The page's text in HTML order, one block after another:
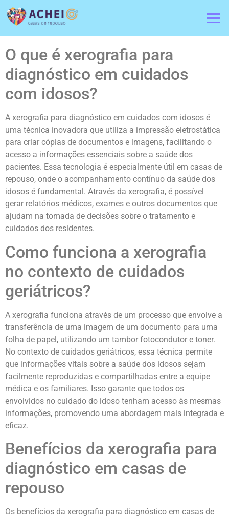
O que é xerografia para
diagnóstico em cuidados
com idosos?
A xerografia para diagnóstico em cuidados com idosos é
uma técnica inovadora que utiliza a impressão eletrostática
para criar cópias de documentos e imagens, facilitando o
acesso a informações essenciais sobre a saúde dos
pacientes. Essa tecnologia é especialmente útil em casas de
repouso, onde o acompanhamento contínuo da saúde dos
idosos é fundamental. Através da xerografia, é possível
gerar relatórios médicos, exames e outros documentos que
ajudam na tomada de decisões sobre o tratamento e
cuidados dos residentes.
Como funciona a xerografia
no contexto de cuidados
geriátricos?
A xerografia funciona através de um processo que envolve a
transferência de uma imagem de um documento para uma
folha de papel, utilizando um tambor fotocondutor e toner.
No contexto de cuidados geriátricos, essa técnica permite
que informações vitais sobre a saúde dos idosos sejam
facilmente reproduzidas e compartilhadas entre a equipe
médica e os familiares. Isso garante que todos os
envolvidos no cuidado do idoso tenham acesso às mesmas
informações, promovendo uma abordagem mais integrada e
eficaz.
Benefícios da xerografia para
diagnóstico em casas de
repouso
Os benefícios da xerografia para diagnóstico em casas de